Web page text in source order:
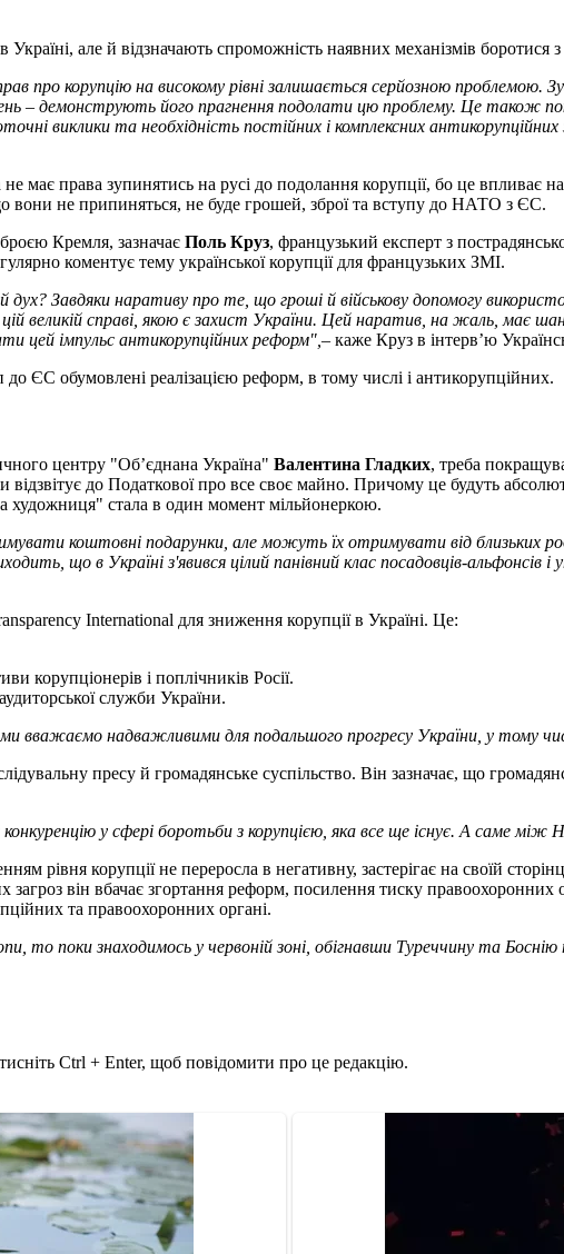
Україні, але й відзначають спроможність наявних механізмів боротися
про корупцію на високому рівні залишається серйозною проблемою.
– демонструють його прагнення подолати цю проблему. Це також
виклики та необхідність постійних і комплексних
має права зупинятись на русі до подолання корупції, бо це впливає
вони не припиняться, не буде грошей, зброї та вступу до НАТО з ЄС.
Кремля, зазначає Поль Круз, французький експерт з
коментує тему української корупції для французьких ЗМІ.
Завдяки наративу про те, що гроші й військову допомогу
великій справі, якою є захист України. Цей наратив, на жаль, має
цей імпульс антикорупційних реформ",– каже Круз в інтерв’ю
ЄС обумовлені реалізацією реформ, в тому числі і антикорупційних.
центру "Об’єднана Україна" Валентина Гладких, треба
до Податкової про все своє майно. Причому це будуть
художниця" стала в один момент мільйонеркою.
коштовні подарунки, але можуть їх отримувати від близьких
що в Україні з'явився цілий панівний клас посадовців-альфонсів і
International для зниження корупції в Україні. Це:
корупціонерів і поплічників Росії.
служби України.
вважаємо надважливими для подальшого прогресу України, у тому
пресу й громадянське суспільство. Він зазначає, що
у сфері боротьби з корупцією, яка все ще існує. А саме між
рівня корупції не переросла в негативну, застерігає на своїй
загроз він вбачає згортання реформ, посилення тиску правоохоронних
та правоохоронних органі.
то поки знаходимось у червоній зоні, обігнавши Туреччину та Боснію
Ctrl + Enter, щоб повідомити про це редакцію.